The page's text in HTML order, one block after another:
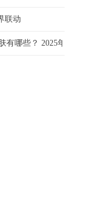
联动
有哪些？ 2025年情人节